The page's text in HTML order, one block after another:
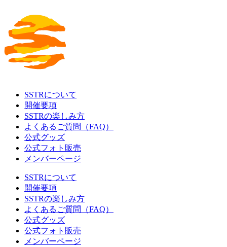
SSTRについて
開催要項
SSTRの楽しみ方
よくあるご質問（FAQ）
公式グッズ
公式フォト販売
メンバーページ
SSTRについて
開催要項
SSTRの楽しみ方
よくあるご質問（FAQ）
公式グッズ
公式フォト販売
メンバーページ